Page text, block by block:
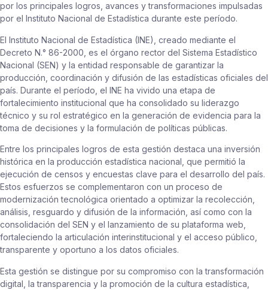
por los principales logros, avances y transformaciones impulsadas
por el Instituto Nacional de Estadística durante este período.
El Instituto Nacional de Estadística (INE), creado mediante el
Decreto N.° 86-2000, es el órgano rector del Sistema Estadístico
Nacional (SEN) y la entidad responsable de garantizar la
producción, coordinación y difusión de las estadísticas oficiales del
país. Durante el período, el INE ha vivido una etapa de
fortalecimiento institucional que ha consolidado su liderazgo
técnico y su rol estratégico en la generación de evidencia para la
toma de decisiones y la formulación de políticas públicas.
Entre los principales logros de esta gestión destaca una inversión
histórica en la producción estadística nacional, que permitió la
ejecución de censos y encuestas clave para el desarrollo del país.
Estos esfuerzos se complementaron con un proceso de
modernización tecnológica orientado a optimizar la recolección,
análisis, resguardo y difusión de la información, así como con la
consolidación del SEN y el lanzamiento de su plataforma web,
fortaleciendo la articulación interinstitucional y el acceso público,
transparente y oportuno a los datos oficiales.
Esta gestión se distingue por su compromiso con la transformación
digital, la transparencia y la promoción de la cultura estadística,